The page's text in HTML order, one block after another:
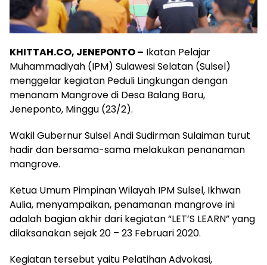
KHITTAH.CO, JENEPONTO – Ikatan Pelajar
Muhammadiyah (IPM) Sulawesi Selatan (Sulsel)
menggelar kegiatan Peduli Lingkungan dengan
menanam Mangrove di Desa Balang Baru,
Jeneponto, Minggu (23/2).
Wakil Gubernur Sulsel Andi Sudirman Sulaiman turut
hadir dan bersama-sama melakukan penanaman
mangrove.
Ketua Umum Pimpinan Wilayah IPM Sulsel, Ikhwan
Aulia, menyampaikan, penamanan mangrove ini
adalah bagian akhir dari kegiatan “LET’S LEARN” yang
dilaksanakan sejak 20 – 23 Februari 2020.
Kegiatan tersebut yaitu Pelatihan Advokasi,